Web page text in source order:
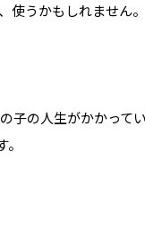
うかもしれません。
子の人生がかかって